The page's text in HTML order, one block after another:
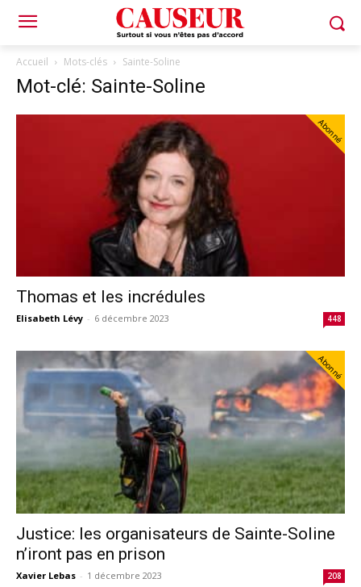
Accueil Mots-clés Sainte-Soline
Mot-clé: Sainte-Soline
Abonné
Thomas et les incrédules
Elisabeth Lévy - 6 décembre 2023 448
Abonné
Justice: les organisateurs de Sainte-Soline
n’iront pas en prison
Xavier Lebas - 1 décembre 2023 208